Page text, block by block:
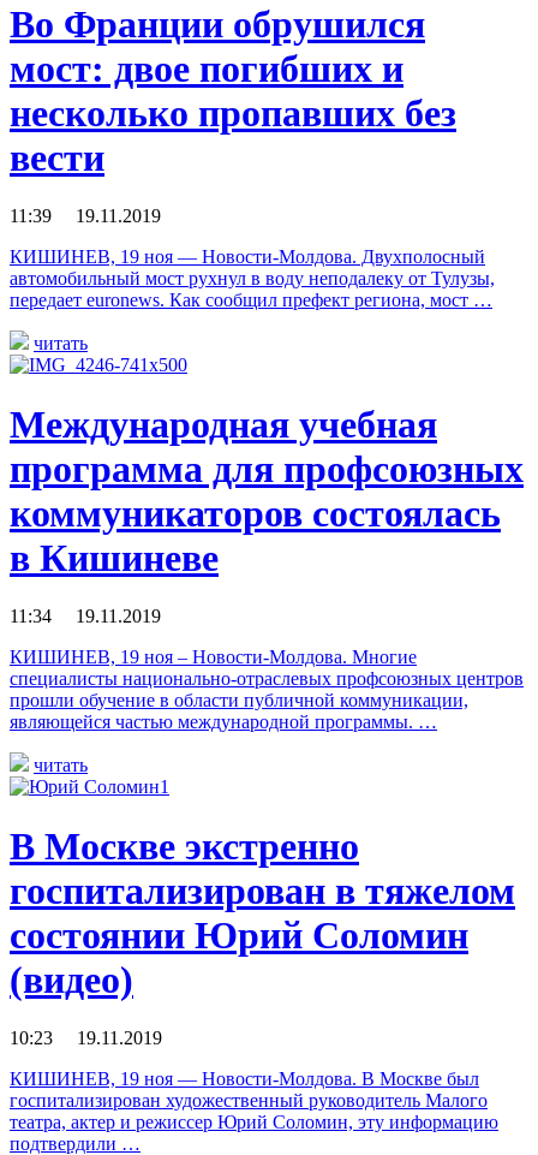
Во Франции обрушился
мост: двое погибших и
несколько пропавших без
вести
11:39 19.11.2019
КИШИНЕВ, 19 ноя — Новости-Молдова. Двухполосный
автомобильный мост рухнул в воду неподалеку от Тулузы,
передает euronews. Как сообщил префект региона, мост …
читать
Международная учебная
программа для профсоюзных
коммуникаторов состоялась
в Кишиневе
11:34 19.11.2019
КИШИНЕВ, 19 ноя – Новости-Молдова. Многие
специалисты национально-отраслевых профсоюзных центров
прошли обучение в области публичной коммуникации,
являющейся частью международной программы. …
читать
В Москве экстренно
госпитализирован в тяжелом
состоянии Юрий Соломин
(видео)
10:23 19.11.2019
КИШИНЕВ, 19 ноя — Новости-Молдова. В Москве был
госпитализирован художественный руководитель Малого
театра, актер и режиссер Юрий Соломин, эту информацию
подтвердили …